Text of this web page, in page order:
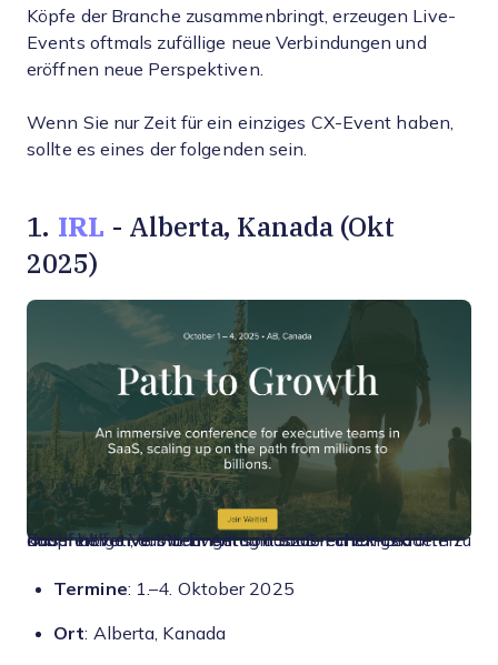
Köpfe der Branche zusammenbringt, erzeugen Live-
Events oftmals zufällige neue Verbindungen und
eröffnen neue Perspektiven.
Wenn Sie nur Zeit für ein einziges CX-Event haben,
sollte es eines der folgenden sein.
1. IRL - Alberta, Kanada (Okt
2025)
Das innovative IRL-Event soll SaaS-Führungskräften dabei helfen, aus dem Alltag auszubrechen und nachhaltige Verbindungen mit anderen CX-Leadern zu knüpfen.
Termine: 1.–4. Oktober 2025
Ort: Alberta, Kanada